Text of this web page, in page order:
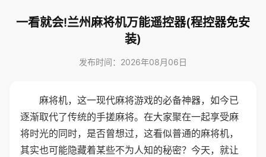
一看就会!兰州麻将机万能遥控器(程控器免安
装)
发布时间：2026年08月06日
麻将机，这一现代麻将游戏的必备神器，如今已
逐渐取代了传统的手搓麻将。在大家聚在一起享受麻
将时光的同时，是否曾想过，这看似普通的麻将机，
其实也可能隐藏着某些不为人知的秘密？今天，就让